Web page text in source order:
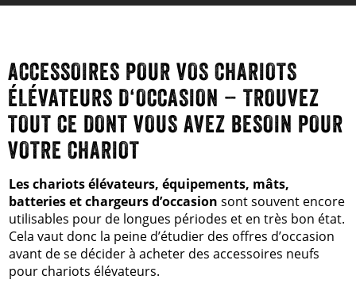
ACCESSOIRES POUR VOS CHARIOTS
ÉLÉVATEURS D‘OCCASION – TROUVEZ
TOUT CE DONT VOUS AVEZ BESOIN POUR
VOTRE CHARIOT
Les chariots élévateurs, équipements, mâts,
batteries et chargeurs d’occasion sont souvent encore
utilisables pour de longues périodes et en très bon état.
Cela vaut donc la peine d’étudier des offres d’occasion
avant de se décider à acheter des accessoires neufs
pour chariots élévateurs.